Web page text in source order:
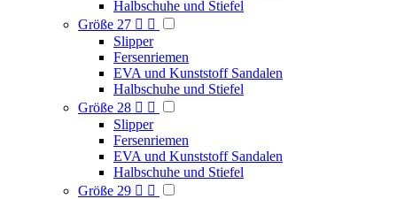
Halbschuhe und Stiefel
Größe 27  
Slipper
Fersenriemen
EVA und Kunststoff Sandalen
Halbschuhe und Stiefel
Größe 28  
Slipper
Fersenriemen
EVA und Kunststoff Sandalen
Halbschuhe und Stiefel
Größe 29  